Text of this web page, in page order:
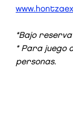
*Bajo
* Para juego
personas.